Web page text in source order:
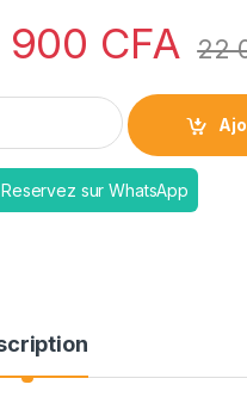
900 CFA 22
– Mocassins Chic Femme
Reservez sur WhatsApp